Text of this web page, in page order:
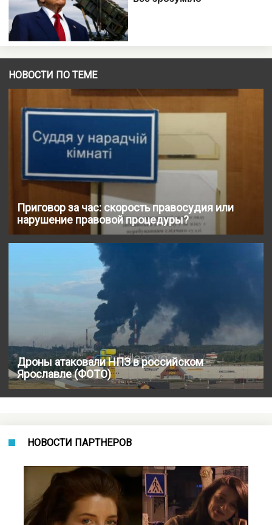
НОВОСТИ ПО ТЕМЕ
Приговор за час: скорость правосудия или
нарушение правовой процедуры?
Дроны атаковали НПЗ в российском
Ярославле (ФОТО)
НОВОСТИ ПАРТНЕРОВ